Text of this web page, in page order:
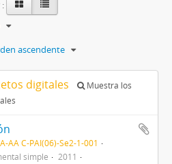
:
ascendente
digitales
Muestra los
AA C-PAI(06)-Se2-1-001
simple
2011